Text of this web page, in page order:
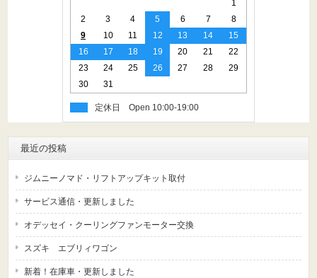
1
2
3 4 5 6 7
8
9
10 11 12 13 14
15
16
17 18 19 20 21
22
23
24 25 26 27 28
29
30
31
定休日
最近の投稿
ジムニーノマド・リフトアップキット取付
サービス通信・更新しました
オデッセイ・クーリングファンモーター交換
スズキ エブリィワゴン
新着！在庫車・更新しました